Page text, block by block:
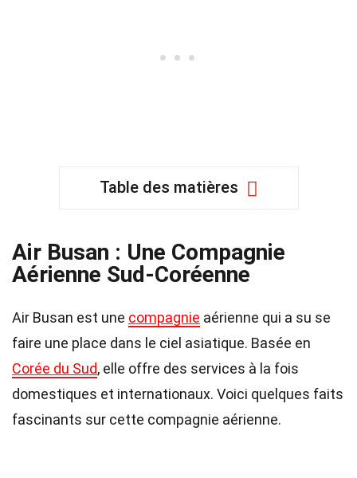
Table des matières
Air Busan : Une Compagnie
Aérienne Sud-Coréenne
Air Busan est une compagnie aérienne qui a su se
faire une place dans le ciel asiatique. Basée en
Corée du Sud, elle offre des services à la fois
domestiques et internationaux. Voici quelques faits
fascinants sur cette compagnie aérienne.